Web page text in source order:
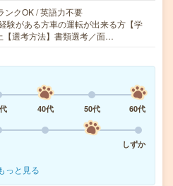
ンクOK / 英語力不要
験がある方車の運転が出来る方【学
【選考方法】書類選考／面…
40代 50代
60代
しずか
っと見る